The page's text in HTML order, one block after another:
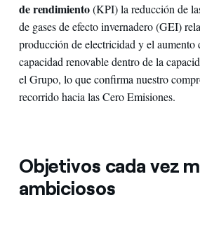
de rendimiento(KPI) la reducción de
de gases de efecto invernadero (GEI)
producción de electricidad y el aumento
capacidad renovable dentro de la
el Grupo, lo que confirma nuestro
recorrido hacia las Cero Emisiones.
Objetivos cada vez
ambiciosos